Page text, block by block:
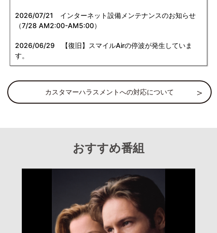
2026/07/21
インターネット設備メンテナンスのお知らせ
（7/28 AM2:00-AM5:00）
2026/06/29 【復旧】スマイルAirの停波が発生していま
す。
カスタマーハラスメントへの対応について
おすすめ番組